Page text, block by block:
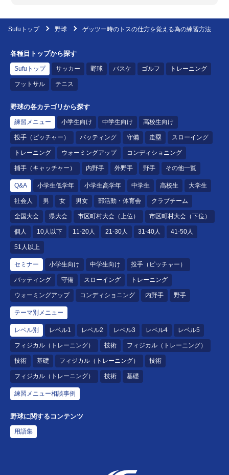
Sufuトップ 野球 ゲッツー時のトスの仕方を覚える為の練習方法
各種目トップから探す
Sufuトップ サッカー 野球 バスケ ゴルフ トレーニング
フットサル テニス
野球の各カテゴリから探す
練習メニュー 小学生向け 中学生向け 高校生向け
投手（ピッチャー） バッティング 守備 走塁 スローイング
トレーニング ウォーミングアップ コンディショニング
捕手（キャッチャー） 内野手 外野手 野手 その他一覧
Q&A 小学生低学年 小学生高学年 中学生 高校生 大学生
社会人 男 女 男女 部活動・体育会 クラブチーム
全国大会 県大会 市区町村大会（上位） 市区町村大会（下位）
個人 10人以下 11-20人 21-30人 31-40人 41-50人
51人以上
セミナー 小学生向け 中学生向け 投手（ピッチャー）
バッティング 守備 スローイング トレーニング
ウォーミングアップ コンディショニング 内野手 野手
テーマ別メニュー
レベル別 レベル1 レベル2 レベル3 レベル4 レベル5
フィジカル（トレーニング） 技術 フィジカル（トレーニング）
技術 基礎 フィジカル（トレーニング） 技術
フィジカル（トレーニング） 技術 基礎
練習メニュー相談事例
野球に関するコンテンツ
用語集